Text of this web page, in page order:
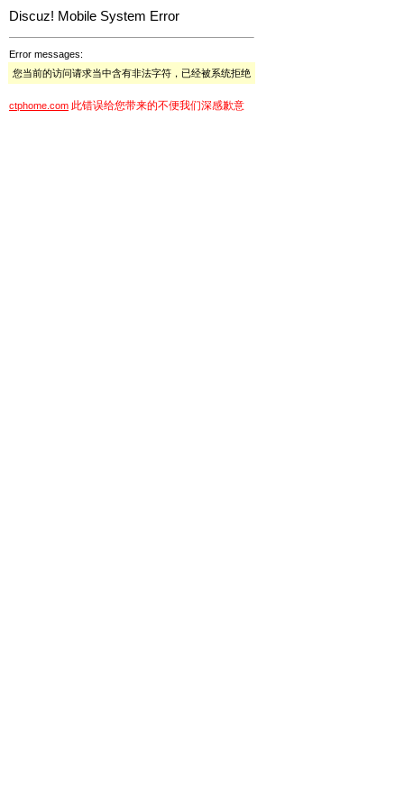
Discuz! Mobile System Error
Error messages:
您当前的访问请求当中含有非法字符，已经被系统拒绝
ctphome.com 此错误给您带来的不便我们深感歉意